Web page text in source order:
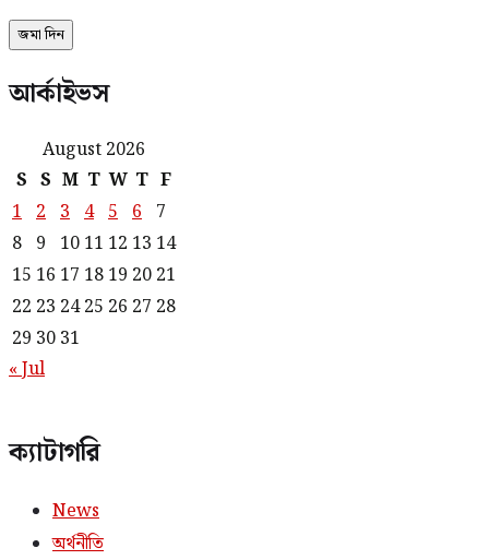
আর্কাইভস
August 2026
S S M T W T F
1 2 3 4 5 6 7
8 9 10 11 12 13 14
15 16 17 18 19 20 21
22 23 24 25 26 27 28
29 30 31
« Jul
ক্যাটাগরি
News
অর্থনীতি